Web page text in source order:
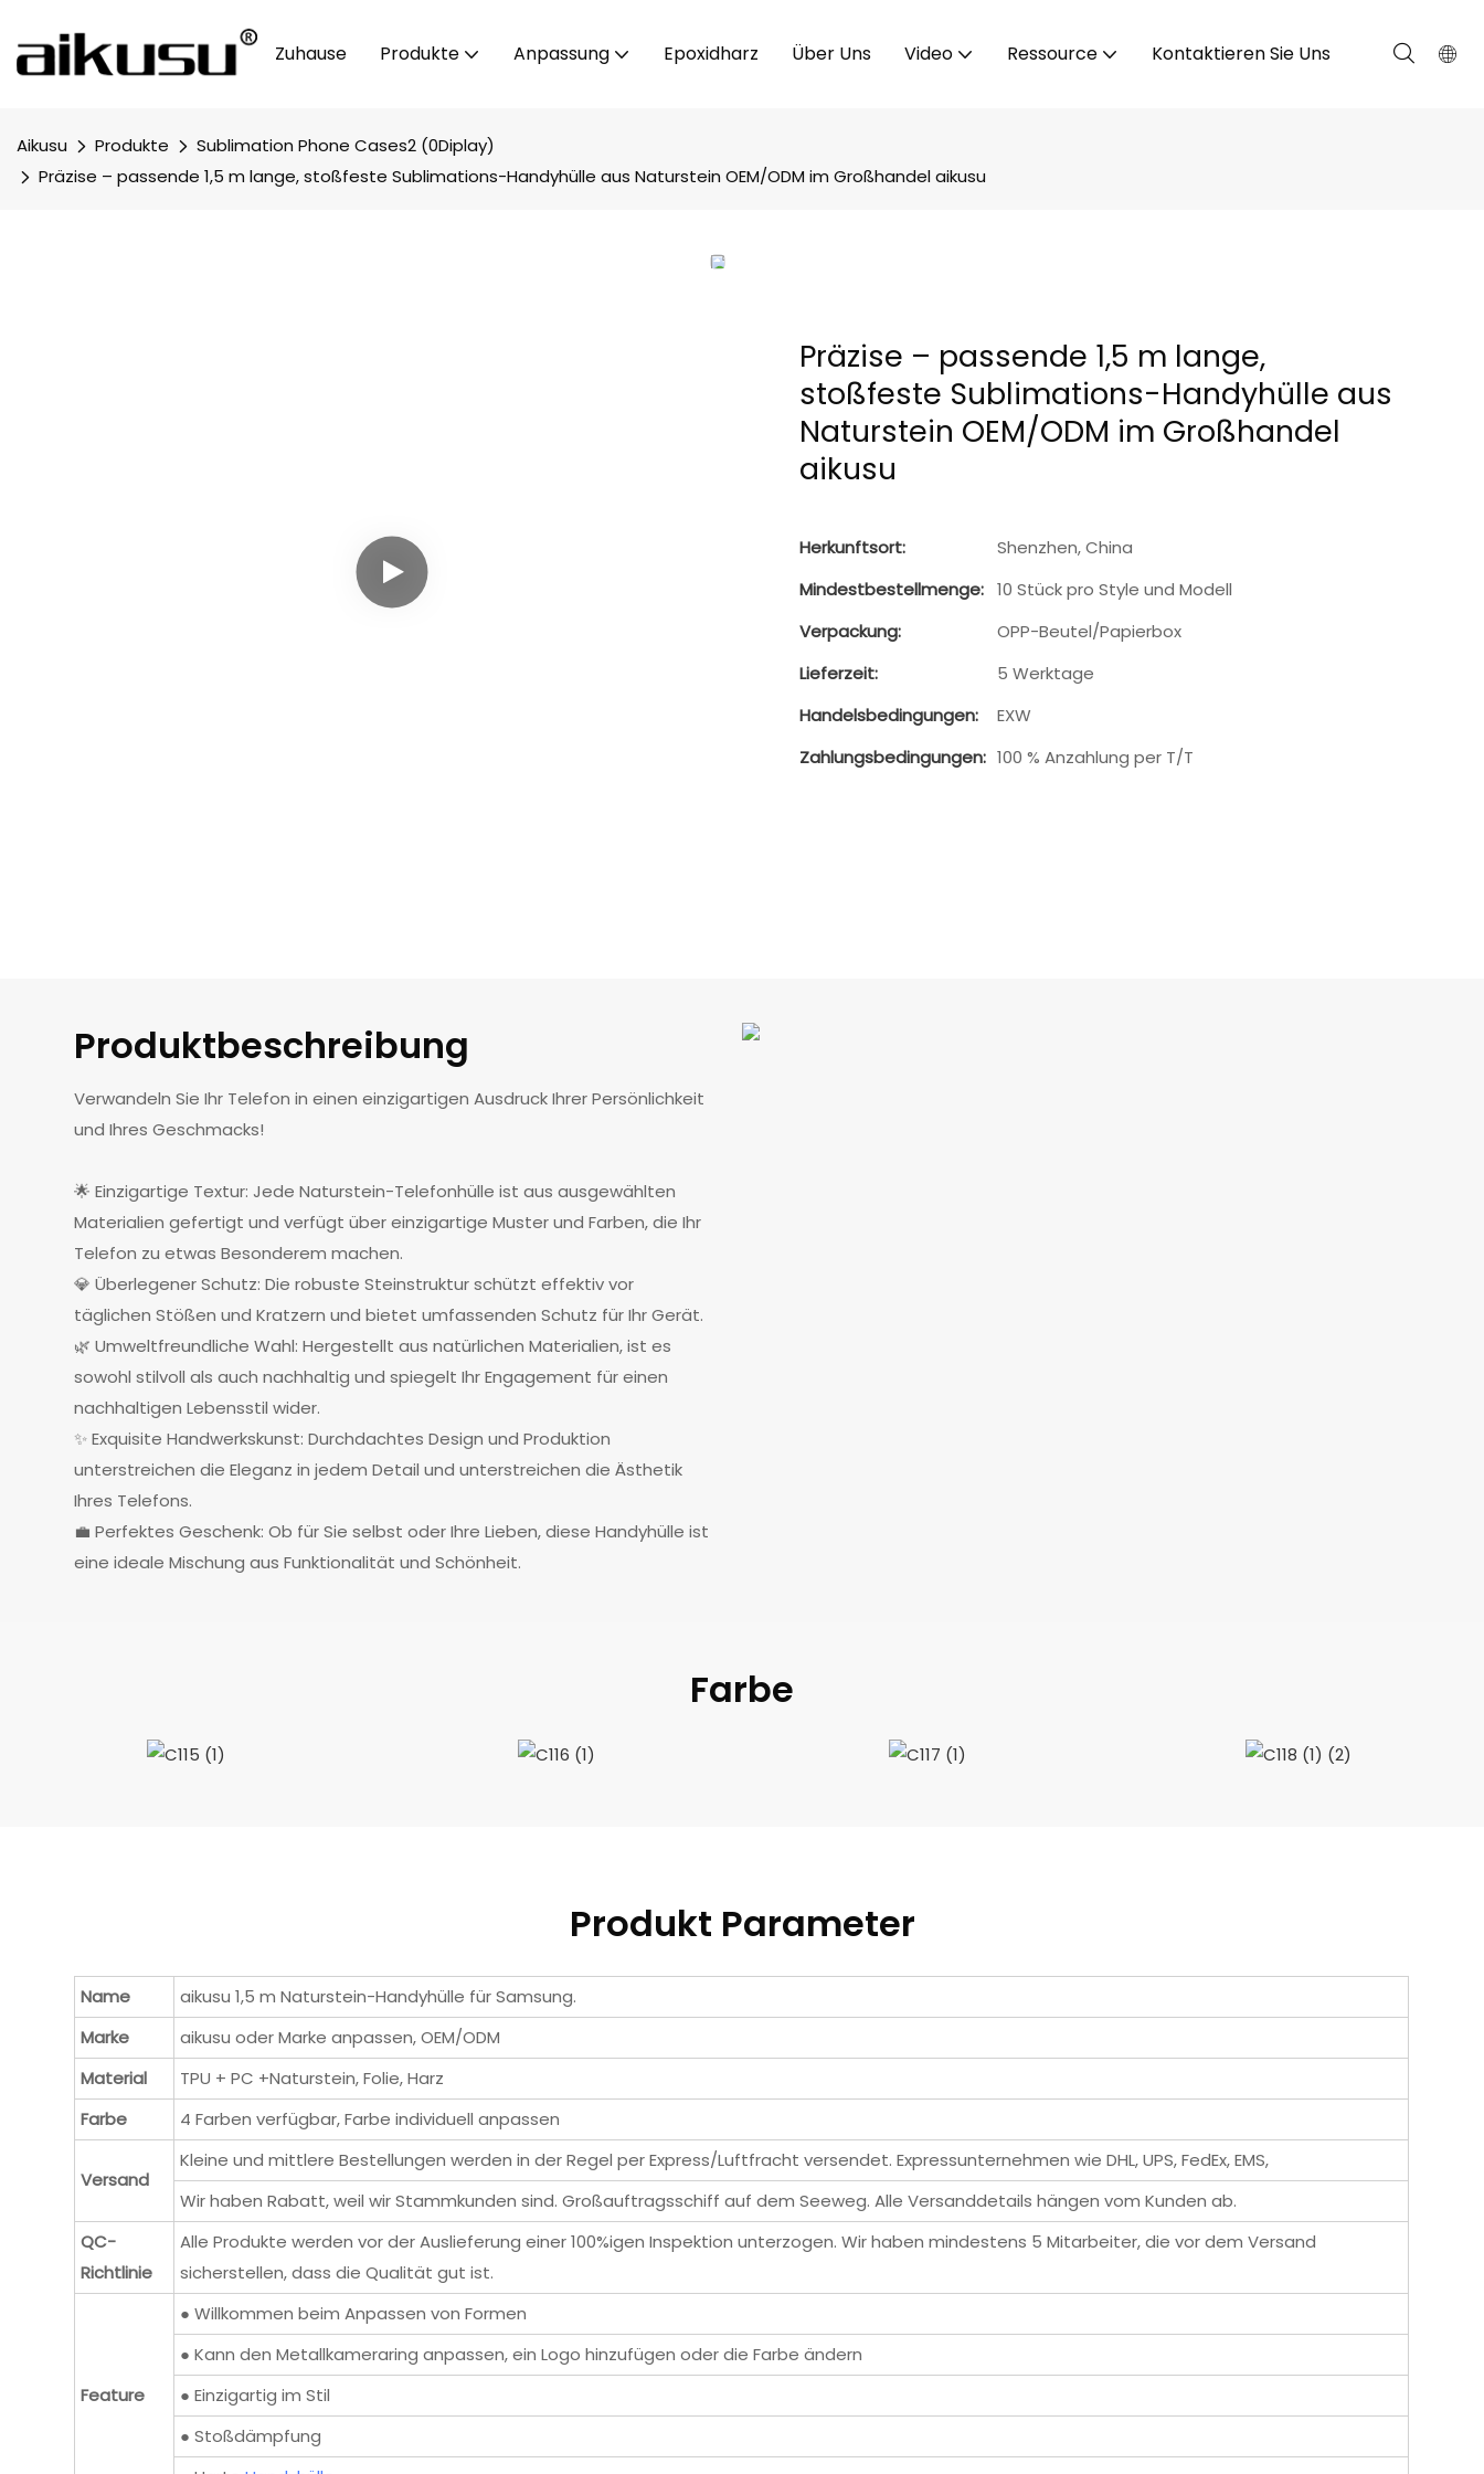
Zuhause Produkte Anpassung Epoxidharz Über Uns Video Ressource Kontaktieren Sie Uns
Aikusu Produkte
Sublimation Phone Cases2 (0Diplay)
Präzise – passende 1,5 m lange, stoßfeste Sublimations-Handyhülle aus Naturstein OEM/ODM im Großhandel aikusu
Präzise – passende 1,5 m lange,
stoßfeste Sublimations-Handyhülle aus
Naturstein OEM/ODM im Großhandel
aikusu
Herkunftsort:
Shenzhen, China
Mindestbestellmenge: 10 Stück pro Style und Modell
Verpackung:
OPP-Beutel/Papierbox
Lieferzeit:
5 Werktage
Handelsbedingungen:
EXW
Zahlungsbedingungen: 100 % Anzahlung per T/T
Produktbeschreibung
Verwandeln Sie Ihr Telefon in einen einzigartigen Ausdruck Ihrer Persönlichkeit
und Ihres Geschmacks!
🌟 Einzigartige Textur: Jede Naturstein-Telefonhülle ist aus ausgewählten
Materialien gefertigt und verfügt über einzigartige Muster und Farben, die Ihr
Telefon zu etwas Besonderem machen.
💎 Überlegener Schutz: Die robuste Steinstruktur schützt effektiv vor
täglichen Stößen und Kratzern und bietet umfassenden Schutz für Ihr Gerät.
🌿 Umweltfreundliche Wahl: Hergestellt aus natürlichen Materialien, ist es
sowohl stilvoll als auch nachhaltig und spiegelt Ihr Engagement für einen
nachhaltigen Lebensstil wider.
✨ Exquisite Handwerkskunst: Durchdachtes Design und Produktion
unterstreichen die Eleganz in jedem Detail und unterstreichen die Ästhetik
Ihres Telefons.
💼 Perfektes Geschenk: Ob für Sie selbst oder Ihre Lieben, diese Handyhülle ist
eine ideale Mischung aus Funktionalität und Schönheit.
Farbe
Produkt Parameter
Name
aikusu 1,5 m Naturstein-Handyhülle für Samsung.
Marke
aikusu oder Marke anpassen, OEM/ODM
Material
TPU + PC +Naturstein, Folie, Harz
Farbe
4 Farben verfügbar, Farbe individuell anpassen
Versand
Kleine und mittlere Bestellungen werden in der Regel per Express/Luftfracht versendet. Expressunternehmen wie DHL, UPS, FedEx, EMS,
Wir haben Rabatt, weil wir Stammkunden sind. Großauftragsschiff auf dem Seeweg. Alle Versanddetails hängen vom Kunden ab.
QC-
Richtlinie
Alle Produkte werden vor der Auslieferung einer 100%igen Inspektion unterzogen. Wir haben mindestens 5 Mitarbeiter, die vor dem Versand
sicherstellen, dass die Qualität gut ist.
Feature
● Willkommen beim Anpassen von Formen
● Kann den Metallkameraring anpassen, ein Logo hinzufügen oder die Farbe ändern
● Einzigartig im Stil
● Stoßdämpfung